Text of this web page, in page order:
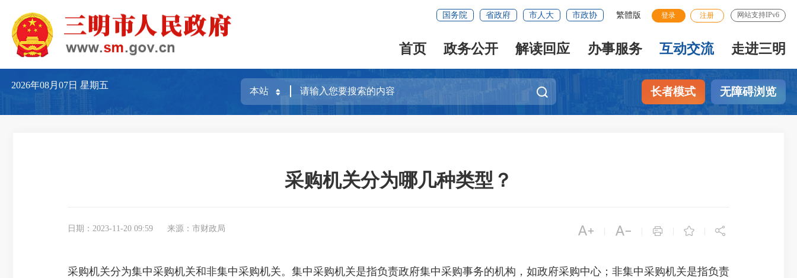
国务院 省政府 市人大 市政协 繁體版 登录 注册 网站支持IPv6
首页 政务公开 解读回应 办事服务 互动交流 走进三明
2026年08月07日星期五
长者模式 无障碍浏览
采购机关分为哪几种类型？
日期：2023-11-20 09:59 来源：市财政局     
采购机关分为集中采购机关和非集中采购机关。集中采购机关是指负责政府集中采购事务的机构，如政府采购中心；非集中采购机关是指负责